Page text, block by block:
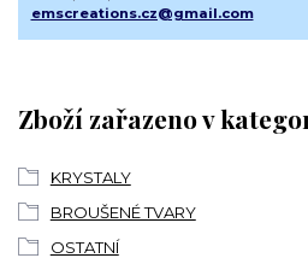
Zboží zařazeno v
KRYSTALY
BROUŠENÉ TVARY
OSTATNÍ
emscreations.cz@gmail.com